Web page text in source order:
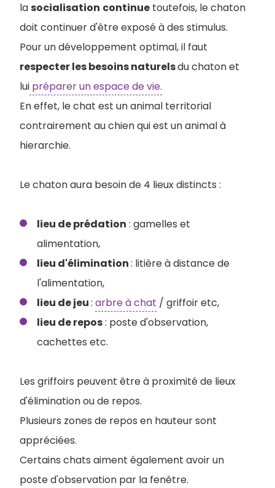
lasocialisation continue toutefois, le chaton
doit continuer d'être exposé à des stimulus.
Pour un développement optimal, il faut
respecter les besoins naturelsdu chaton et
lui préparer un espace de vie.
En effet, le chat est un animal territorial
contrairement au chien qui est un animal à
hierarchie.
Le chaton aura besoin de 4 lieux distincts :
lieu de prédation : gamelles et
alimentation,
lieu d'élimination: litière à distance de
l'alimentation,
lieu de jeu: arbre à chat / griffoir etc,
lieu de repos: poste d'observation,
cachettes etc.
Les griffoirs peuvent être à proximité de lieux
d'élimination ou de repos.
Plusieurs zones de repos en hauteur sont
appréciées.
Certains chats aiment également avoir un
poste d'observation par la fenêtre.